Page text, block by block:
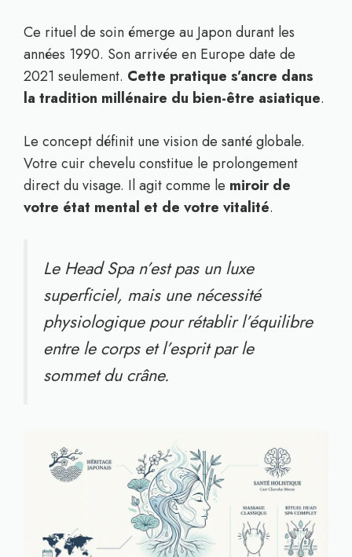
Ce rituel de soin émerge au Japon durant les
années 1990. Son arrivée en Europe date de
2021 seulement. Cette pratique s’ancre dans
la tradition millénaire du bien-être asiatique.
Le concept définit une vision de santé globale.
Votre cuir chevelu constitue le prolongement
direct du visage. Il agit comme le miroir de
votre état mental et de votre vitalité.
Le Head Spa n’est pas un luxe
superficiel, mais une nécessité
physiologique pour rétablir l’équilibre
entre le corps et l’esprit par le
sommet du crâne.